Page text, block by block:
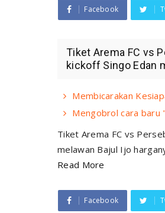
Facebook
Tiket Arema FC vs
kickoff Singo Edan
Membicarakan
Mengobrol cara baru
Tiket Arema FC vs
melawan Bajul Ijo
Read More
Facebook